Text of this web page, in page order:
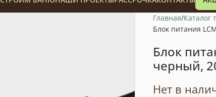
Главная Каталог
Блок питания
Блок
черный,
Нет в